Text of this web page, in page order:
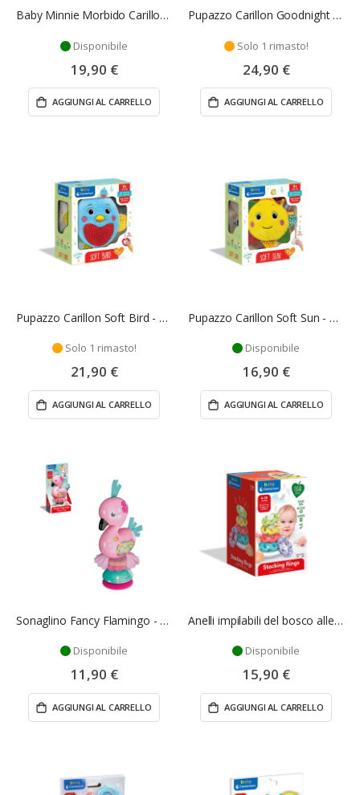
Baby Minnie Morbido Carillon - Clementoni
Disponibile
19,90 €
AGGIUNGI AL CARRELLO
Pupazzo Carillon Goodnight Owl - Clementoni
Solo 1 rimasto!
24,90 €
AGGIUNGI AL CARRELLO
Pupazzo Carillon Soft Bird - Clementoni
Solo 1 rimasto!
21,90 €
AGGIUNGI AL CARRELLO
Pupazzo Carillon Soft Sun - Clementoni
Disponibile
16,90 €
AGGIUNGI AL CARRELLO
Sonaglino Fancy Flamingo - Clementoni
Disponibile
11,90 €
AGGIUNGI AL CARRELLO
Anelli impilabili del bosco allegro
Disponibile
15,90 €
AGGIUNGI AL CARRELLO